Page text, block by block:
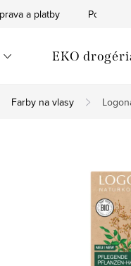
a platby
EKO
Farby na vlasy